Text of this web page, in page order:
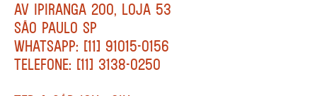
AV IPIRANGA 200, LOJA 53
SÃO PAULO SP
WHATSAPP: [11] 91015-0156
TELEFONE: [11] 3138-0250